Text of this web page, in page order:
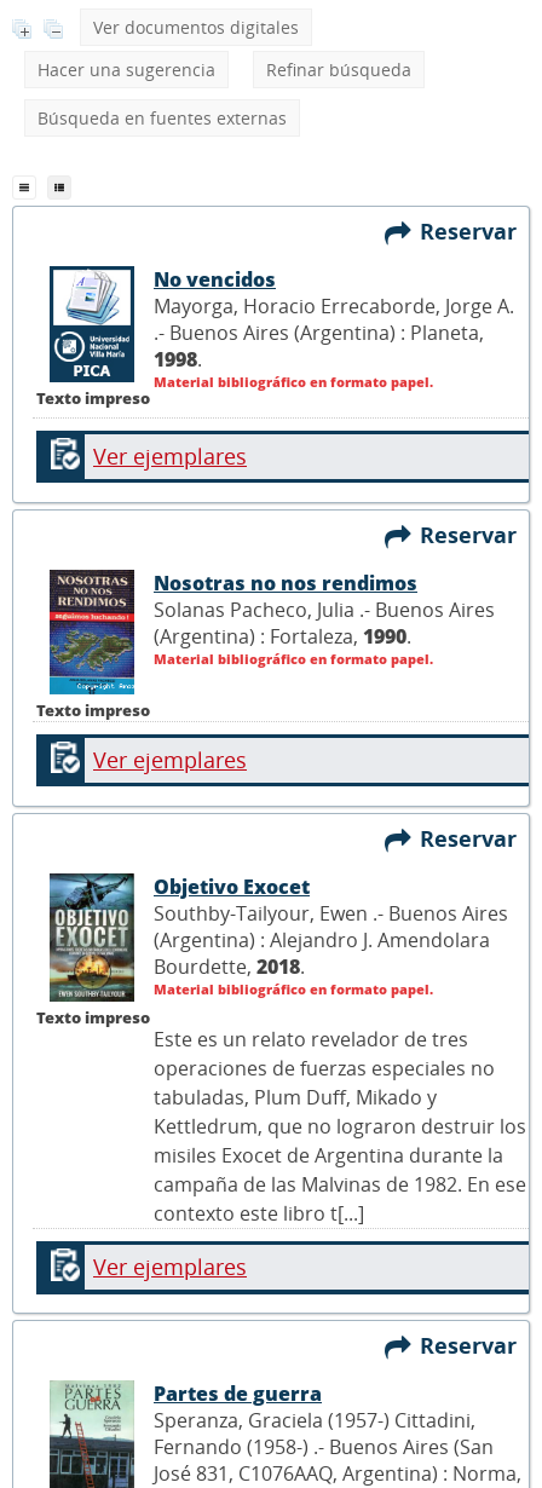
Ver documentos digitales
Hacer una sugerencia
Refinar búsqueda
Búsqueda en fuentes externas
Reservar
Texto impreso
No vencidos
Mayorga, Horacio Errecaborde, Jorge A.
.- Buenos Aires (Argentina) : Planeta,
1998.
Material bibliográfico en formato papel.
Ver ejemplares
Reservar
Texto impreso
Nosotras no nos rendimos
Solanas Pacheco, Julia .- Buenos Aires
(Argentina) : Fortaleza, 1990.
Material bibliográfico en formato papel.
Ver ejemplares
Reservar
Texto impreso
Objetivo Exocet
Southby-Tailyour, Ewen .- Buenos Aires
(Argentina) : Alejandro J. Amendolara
Bourdette, 2018.
Material bibliográfico en formato papel.
Este es un relato revelador de tres
operaciones de fuerzas especiales no
tabuladas, Plum Duff, Mikado y
Kettledrum, que no lograron destruir los
misiles Exocet de Argentina durante la
campaña de las Malvinas de 1982. En ese
contexto este libro t[...]
Ver ejemplares
Reservar
Partes de guerra
Speranza, Graciela (1957-) Cittadini,
Fernando (1958-) .- Buenos Aires (San
José 831, C1076AAQ, Argentina) : Norma,